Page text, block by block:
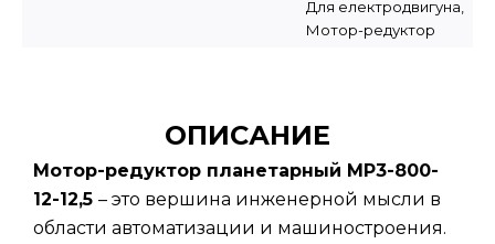
Для електродвигуна,
Мотор-редуктор
ОПИСАНИЕ
Мотор-редуктор планетарный МР3-800-
12-12,5 – это вершина инженерной мысли в
области автоматизации и машиностроения.